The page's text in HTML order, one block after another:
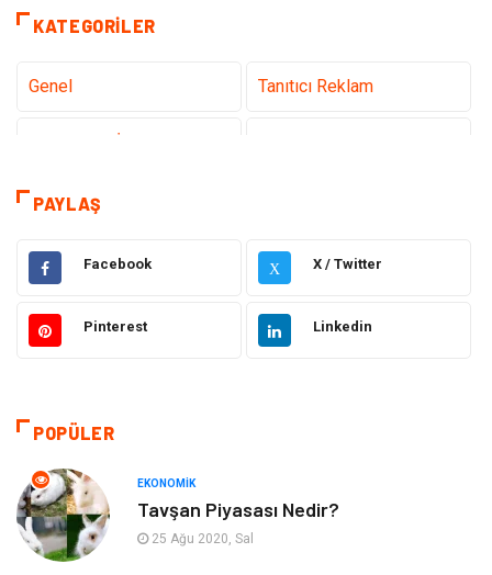
KATEGORILER
Genel Tanıtıcı Reklam
Teknoloji & İnternet
teknoloji
Hukuk Giyim
Elektronik Makine
Sağlıklı Yaşam
Otomotiv
Tatil
PAYLAŞ
Facebook X X / Twitter
Pinterest Linkedin
POPÜLER
EKONOMIK
Tavşan Piyasası Nedir?
25 Ağu 2020, Sal